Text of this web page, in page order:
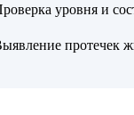
уровня и
протечек